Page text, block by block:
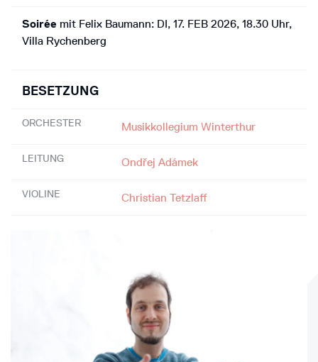
Soirée mit Felix Baumann: DI, 17. FEB 2026, 18.30 Uhr,
Villa Rychenberg
BESETZUNG
ORCHESTER Musikkollegium Winterthur
LEITUNG Ondřej Adámek
VIOLINE Christian Tetzlaff